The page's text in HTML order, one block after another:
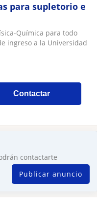
para supletorio e
Química para todo
ingreso a la Universidad
Contactar
contactarte
Publicar anuncio